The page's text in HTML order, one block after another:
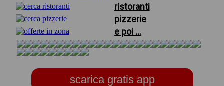
ristoranti
pizzerie
e poi ...
scarica gratis app